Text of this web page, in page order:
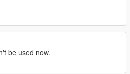
be used now.